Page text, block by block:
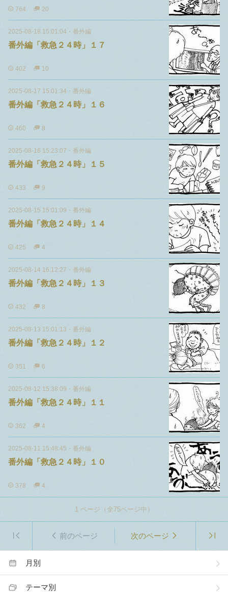
764 20
2025-08-18 15:01:04 ・ 番外編
番外編「救急２４時」１７
402 10
2025-08-17 15:01:34 ・ 番外編
番外編「救急２４時」１６
460 8
2025-08-16 15:23:07 ・ 番外編
番外編「救急２４時」１５
433 9
2025-08-15 15:01:09 ・ 番外編
番外編「救急２４時」１４
425 4
2025-08-14 16:12:27 ・ 番外編
番外編「救急２４時」１３
432 8
2025-08-13 15:01:13 ・ 番外編
番外編「救急２４時」１２
351 6
2025-08-12 15:38:09 ・ 番外編
番外編「救急２４時」１１
362 4
2025-08-11 15:48:45 ・ 番外編
番外編「救急２４時」１０
378 4
1ページ（全75ページ中）
前のページ 次のページ
月別
テーマ別